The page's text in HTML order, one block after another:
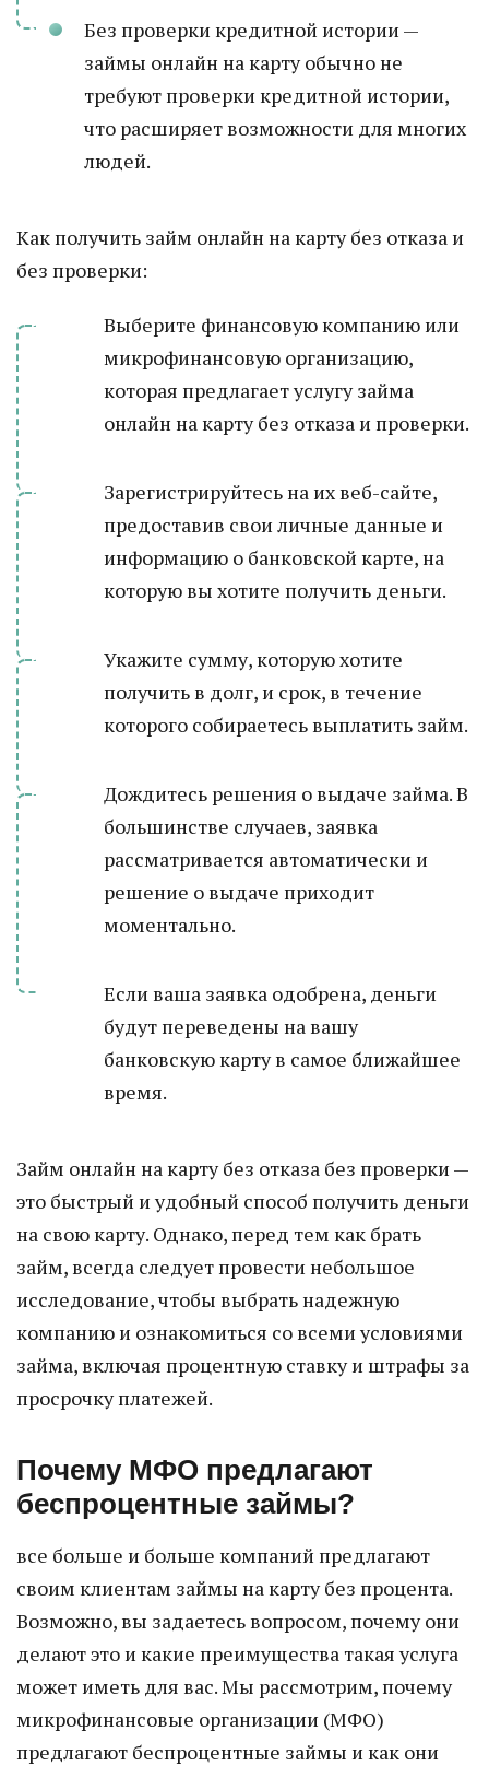
Без проверки кредитной истории —
займы онлайн на карту обычно не
требуют проверки кредитной истории,
что расширяет возможности для многих
людей.
Как получить займ онлайн на карту без отказа и
без проверки:
Выберите финансовую компанию или
микрофинансовую организацию,
которая предлагает услугу займа
онлайн на карту без отказа и проверки.
Зарегистрируйтесь на их веб-сайте,
предоставив свои личные данные и
информацию о банковской карте, на
которую вы хотите получить деньги.
Укажите сумму, которую хотите
получить в долг, и срок, в течение
которого собираетесь выплатить займ.
Дождитесь решения о выдаче займа. В
большинстве случаев, заявка
рассматривается автоматически и
решение о выдаче приходит
моментально.
Если ваша заявка одобрена, деньги
будут переведены на вашу
банковскую карту в самое ближайшее
время.
Займ онлайн на карту без отказа без проверки —
это быстрый и удобный способ получить деньги
на свою карту. Однако, перед тем как брать
займ, всегда следует провести небольшое
исследование, чтобы выбрать надежную
компанию и ознакомиться со всеми условиями
займа, включая процентную ставку и штрафы за
просрочку платежей.
Почему МФО предлагают
беспроцентные займы?
все больше и больше компаний предлагают
своим клиентам займы на карту без процента.
Возможно, вы задаетесь вопросом, почему они
делают это и какие преимущества такая услуга
может иметь для вас. Мы рассмотрим, почему
микрофинансовые организации (МФО)
предлагают беспроцентные займы и как они